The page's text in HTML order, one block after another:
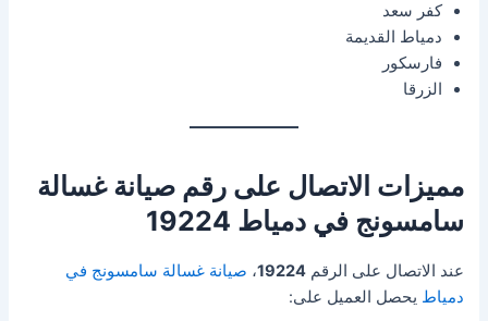
كفر سعد
دمياط القديمة
فارسكور
الزرقا
مميزات الاتصال على رقم صيانة غسالة
سامسونج في دمياط 19224
عند الاتصال على الرقم19224، صيانة غسالة سامسونج في
دمياط يحصل العميل على: